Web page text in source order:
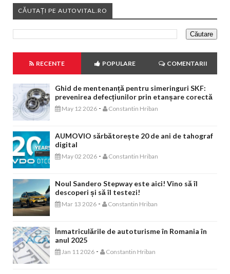
CĂUTAȚI PE AUTOVITAL.RO
RECENTE POPULARE COMENTARII
Ghid de mentenanță pentru simeringuri SKF:
prevenirea defecțiunilor prin etanșare corectă
May 12 2026 - Constantin Hriban
AUMOVIO sărbătorește 20 de ani de tahograf
digital
May 02 2026 - Constantin Hriban
Noul Sandero Stepway este aici! Vino să îl
descoperi și să îl testezi!
Mar 13 2026 - Constantin Hriban
Înmatriculările de autoturisme în Romania în
anul 2025
Jan 11 2026 - Constantin Hriban